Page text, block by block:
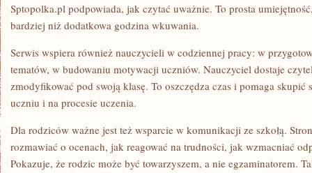
Sptopolka.pl podpowiada, jak czytać uważnie. To prosta
bardziej niż dodatkowa godzina wkuwania.
Serwis wspiera również nauczycieli w codziennej pracy: w
tematów, w budowaniu motywacji uczniów. Nauczyciel dostaje
zmodyfikować pod swoją klasę. To oszczędza czas i pomaga skupić
uczniu i na procesie uczenia.
Dla rodziców ważne jest też wsparcie w komunikacji ze szkołą.
rozmawiać o ocenach, jak reagować na trudności, jak wzmacniać
Pokazuje, że rodzic może być towarzyszem, a nie egzaminatorem.